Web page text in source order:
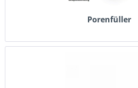
Porenfüller